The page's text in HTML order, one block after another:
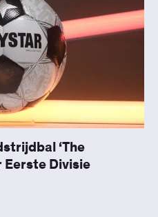
‘The
Eerste Divisie